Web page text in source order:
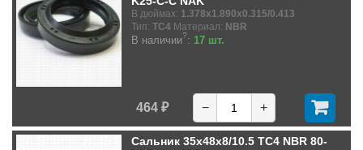
В дюймах: 1.378x1.890x0.315/0.413
Тип: TC4 Материал: NBR
В наличии?: 17 шт.
464 ₽ − +
Сальник 35x48x8/10.5 TC4 NBR 80-